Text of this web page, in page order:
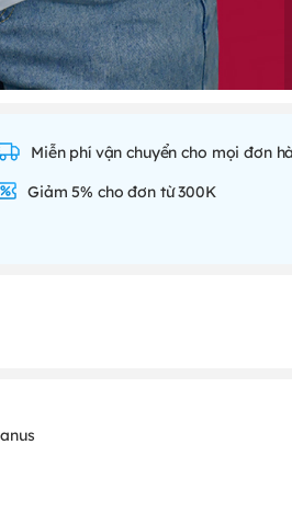
Miễn phí vận chuyển cho mọi đơn
Giảm 5% cho đơn từ 300K